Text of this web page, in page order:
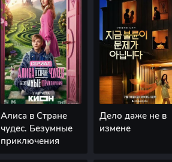
Алиса в Стране
чудес. Безумные
приключения
Дело даже не в
измене